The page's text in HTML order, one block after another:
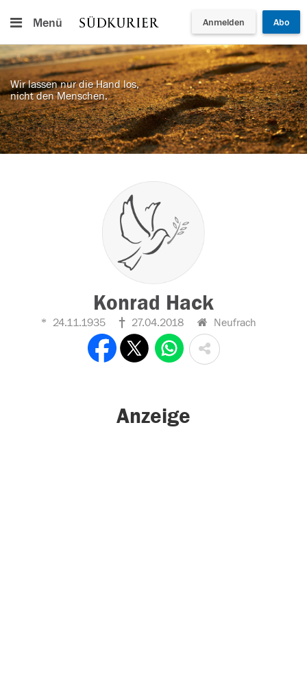
Menü Anmelden Abo
Wir lassen nur die Hand los,
nicht den Menschen.
Konrad Hack
24.11.1935 27.04.2018 Neufrach
Anzeige